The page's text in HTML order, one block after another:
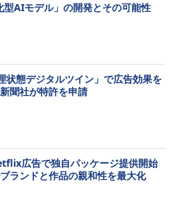
AIモデル」の開発とその可能性
状態デジタルツイン」で広告効果を
聞社が特許を申請
広告で独自パッケージ提供開始
ランドと作品の親和性を最大化